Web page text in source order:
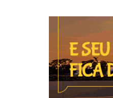
Imagem de um